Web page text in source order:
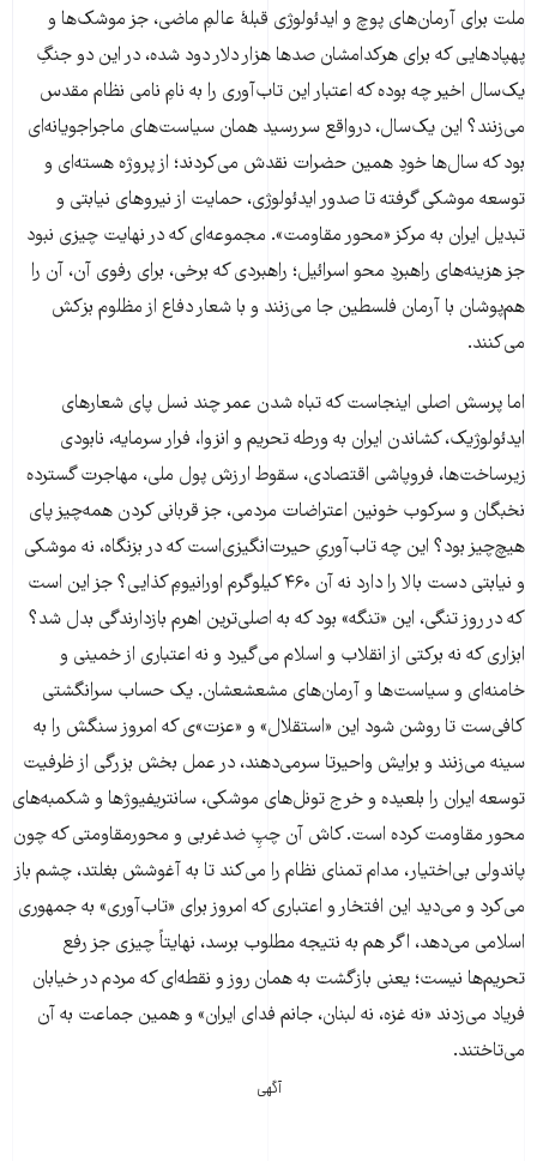
ملت برای آرمان‌های پوچ و ایدئولوژی قبلهٔ عالمِ ماضی، جز موشک‌ها و
پهپادهایی که برای هرکدامشان صدها هزار دلار دود شده، در این دو جنگِ
یک‌سال اخیر چه بوده که اعتبار این تاب‌آوری را به نامِ نامی نظام مقدس
می‌زنند؟ این یک‌سال، درواقع سررسید همان سیاست‌های ماجراجویانه‌ای
بود که سال‌ها خودِ همین حضرات نقدش می‌کردند؛ از پروژه هسته‌ای و
توسعه موشکی گرفته تا صدور ایدئولوژی، حمایت از نیروهای نیابتی و
تبدیل ایران به مرکز «محور مقاومت». مجموعه‌ای که در نهایت چیزی نبود
جز هزینه‌های راهبردِ محو اسرائیل؛ راهبردی که برخی، برای رفوی آن، آن را
هم‌پوشان با آرمان فلسطین جا می‌زنند و با شعار دفاع از مظلوم بزکش
می‌کنند.
اما پرسش اصلی اینجاست که تباه شدن عمر چند نسل پای شعارهای
ایدئولوژیک، کشاندن ایران به ورطه تحریم و انزوا، فرار سرمایه، نابودی
زیرساخت‌ها، فروپاشی اقتصادی، سقوط ارزش پول ملی، مهاجرت گسترده
نخبگان و سرکوب خونین اعتراضات مردمی، جز قربانی کردن همه‌چیز پای
هیچ‌چیز بود؟ این چه تاب‌آوریِ حیرت‌انگیزی‌است که در بزنگاه، نه موشکی
و نیابتی دست بالا را دارد نه آن ۴۶۰ کیلوگرم اورانیومِ کذایی؟ جز این است
که در روز تنگی، این «تنگه» بود که به اصلی‌ترین اهرم بازدارندگی بدل شد؟
ابزاری که نه برکتی از انقلاب و اسلام می‌گیرد و نه اعتباری از خمینی و
خامنه‌ای و سیاست‌ها و آرمان‌های مشعشعشان. یک حساب سرانگشتی
کافی‌ست تا روشن شود این «استقلال» و «عزت»ی که امروز سنگش را به
سینه می‌زنند و برایش واحیرتا سرمی‌دهند، در عمل بخش بزرگی از ظرفیت
توسعه ایران را بلعیده و خرج تونل‌های موشکی، سانتریفیوژها و شکمبه‌های
محور مقاومت کرده است. کاش آن چپِ ضدغربی و محورمقاومتی که چون
پاندولی بی‌اختیار، مدام تمنای نظام را می‌کند تا به آغوشش بغلتد، چشم باز
می‌کرد و می‌دید این افتخار و اعتباری که امروز برای «تاب‌آوری» به جمهوری
اسلامی می‌دهد، اگر هم به نتیجه مطلوب برسد، نهایتاً چیزی جز رفع
تحریم‌ها نیست؛ یعنی بازگشت به همان روز و نقطه‌ای که مردم در خیابان
فریاد می‌زدند «نه غزه، نه لبنان، جانم فدای ایران» و همین جماعت به آن
می‌تاختند.
آگهی